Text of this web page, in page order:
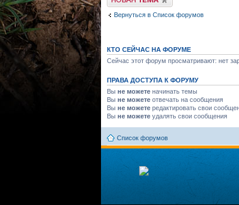
Вернуться в Список форумов
КТО СЕЙЧАС НА ФОРУМЕ
Сейчас этот форум просматривают: нет
ПРАВА ДОСТУПА К ФОРУМУ
Вы не можете начинать темы
Вы не можете отвечать на сообщения
Вы не можете редактировать свои
Вы не можете удалять свои сообщения
Список форумов